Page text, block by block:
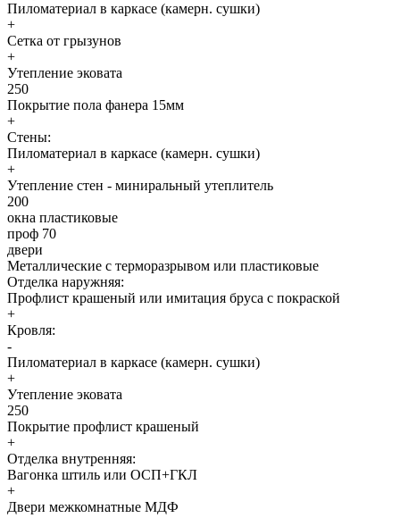
Пиломатериал в каркасе (камерн. сушки)
+
Сетка от грызунов
+
Утепление эковата
250
Покрытие пола фанера 15мм
+
Стены:
Пиломатериал в каркасе (камерн. сушки)
+
Утепление стен - миниральный утеплитель
200
окна пластиковые
проф 70
двери
Металлические с терморазрывом или пластиковые
Отделка наружняя:
Профлист крашеный или имитация бруса с покраской
+
Кровля:
-
Пиломатериал в каркасе (камерн. сушки)
+
Утепление эковата
250
Покрытие профлист крашеный
+
Отделка внутренняя:
Вагонка штиль или ОСП+ГКЛ
+
Двери межкомнатные МДФ